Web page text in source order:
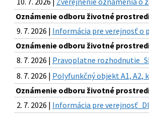
Oznámenie odboru životné
9. 7. 2026 | Informácia pre verejnosť o
Oznámenie odboru životné
8. 7. 2026 | Pravoplatne
8. 7. 2026 | Polyfunkčný objekt A1, A2,
Oznámenie odboru životné
2. 7. 2026 | Informácia pre